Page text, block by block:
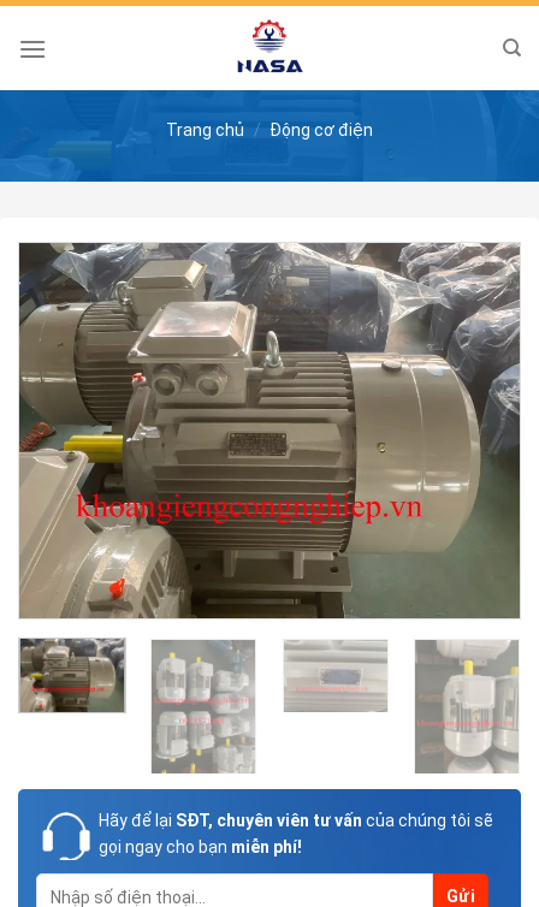
Skip
Trang chủ / Động cơ điện
Hãy để lại SĐT, chuyên viên tư vấn của chúng tôi sẽ
gọi ngay cho bạn miễn phí!